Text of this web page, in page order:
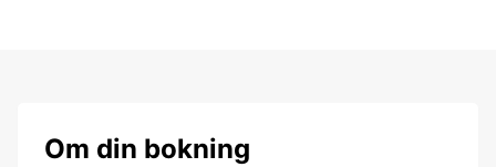
Om din bokning